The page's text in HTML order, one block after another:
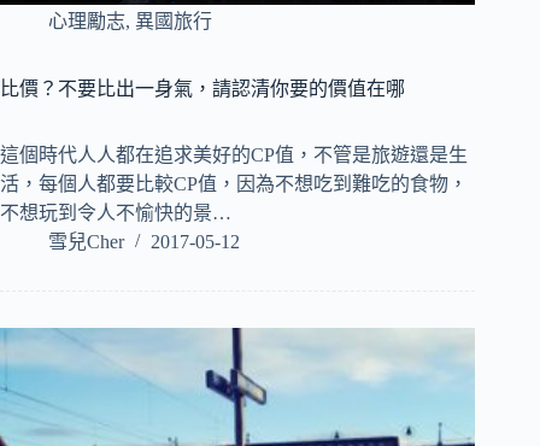
心理勵志, 異國旅行
比價？不要比出一身氣，請認清你要的價值在哪
這個時代人人都在追求美好的CP值，不管是旅遊還是生
活，每個人都要比較CP值，因為不想吃到難吃的食物，
不想玩到令人不愉快的景…
雪兒Cher
2017-05-12